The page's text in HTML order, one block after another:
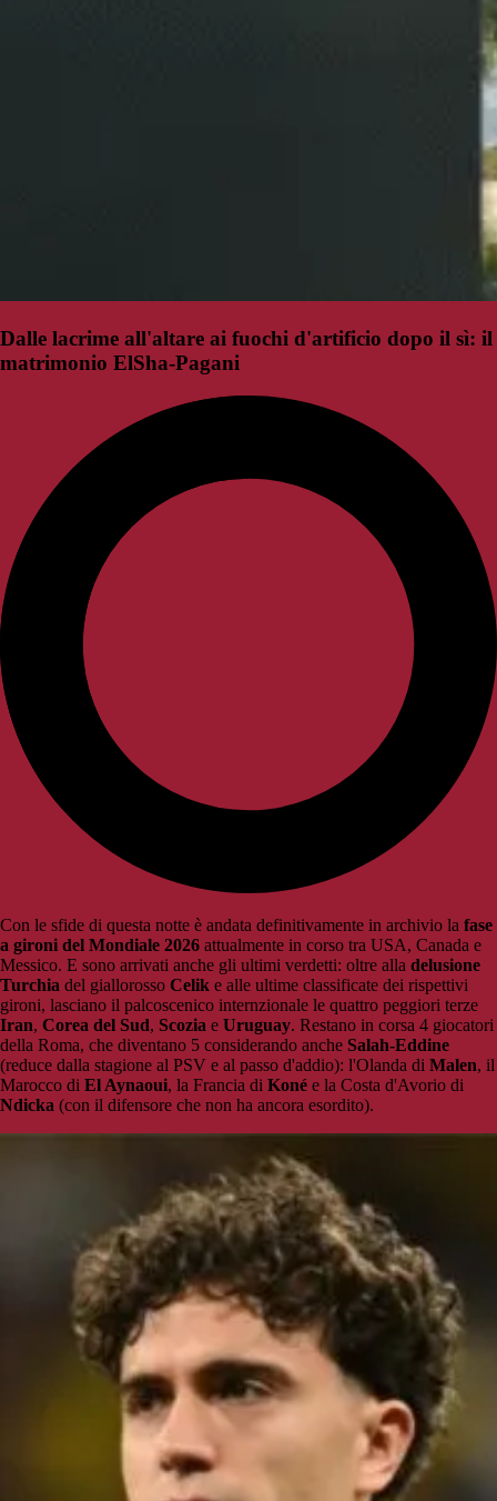
Dalle lacrime all'altare ai fuochi d'artificio dopo il sì: il
matrimonio ElSha-Pagani
Con le sfide di questa notte è andata definitivamente in archivio la fase
a gironi del Mondiale 2026 attualmente in corso tra USA, Canada e
Messico. E sono arrivati anche gli ultimi verdetti: oltre alla delusione
Turchia del giallorosso Celik e alle ultime classificate dei rispettivi
gironi, lasciano il palcoscenico internzionale le quattro peggiori terze
Iran, Corea del Sud, Scozia e Uruguay. Restano in corsa 4 giocatori
della Roma, che diventano 5 considerando anche Salah-Eddine
(reduce dalla stagione al PSV e al passo d'addio): l'Olanda di Malen, il
Marocco di El Aynaoui, la Francia di Koné e la Costa d'Avorio di
Ndicka (con il difensore che non ha ancora esordito).